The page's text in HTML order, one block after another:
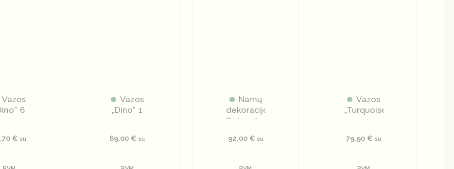
Vazos
6
€ su
Vazos
„Dino” 1
69,00 € su
Namų
dekoracijos
Dekoratyvinė
92,00 € su
Vazos
„Turquoise”
79,90 € su